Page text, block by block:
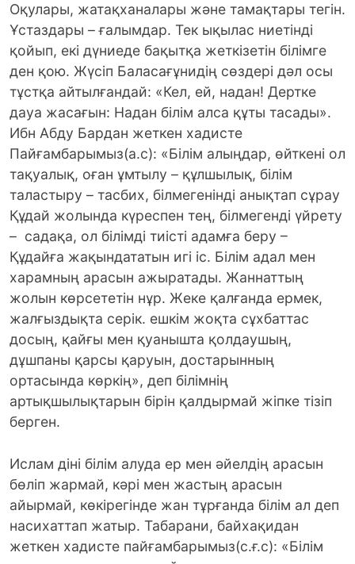
Оқулары, жатақханалары және тамақтары тегін.
Ұстаздары – ғалымдар. Тек ықылас ниетінді
қойып, екі дүниеде бақытқа жеткізетін білімге
ден қою. Жүсіп Баласағұнидің сөздері дәл осы
тұстқа айтылғандай: «Кел, ей, надан! Дертке
дауа жасағын: Надан білім алса құты тасады».
Ибн Абду Бардан жеткен хадисте
Пайғамбарымыз(а.с): «Білім алыңдар, өйткені ол
тақуалық, оған ұмтылу – құлшылық, білім
таластыру – тасбих, білмегенінді анықтап сұрау
Құдай жолында күреспен тең, білмегенді үйрету
– садақа, ол білімді тиісті адамға беру –
Құдайға жақындататын игі іс. Білім адал мен
харамның арасын ажыратады. Жаннаттың
жолын көрсететін нұр. Жеке қалғанда ермек,
жалғыздықта серік. ешкім жоқта сұхбаттас
досың, қайғы мен қуанышта қолдаушың,
дұшпаны қарсы қаруын, достарынның
ортасында көркің», деп білімнің
артықшылықтарын бірін қалдырмай жіпке тізіп
берген.
Ислам діні білім алуда ер мен әйелдің арасын
бөліп жармай, кәрі мен жастың арасын
айырмай, көкірегінде жан тұрғанда білім ал деп
насихаттап жатыр. Табарани, байхақидан
жеткен хадисте пайғамбарымыз(с.ғ.с): «Білім